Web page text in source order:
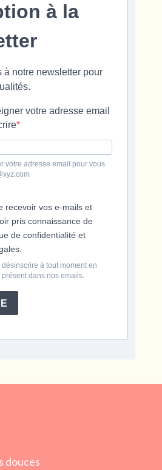
à la
à notre newsletter pour
votre adresse email
votre adresse email pour vous
recevoir vos e-mails et
pris connaissance de
de confidentialité et
à tout moment en
dans nos emails.
douces